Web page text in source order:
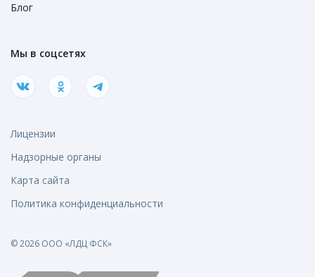
Блог
Мы в соцсетях
Лицензии
Надзорные органы
Карта сайта
Политика конфиденциальности
© 2026 ООО «ЛДЦ ФСК»